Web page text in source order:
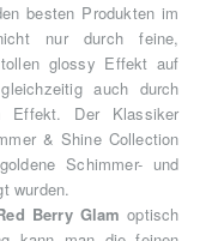
besten Produkten im
nur durch feine,
glossy Effekt auf
auch durch
Effekt. Der Klassiker
& Shine Collection
Schimmer- und
wurden.
Berry Glam optisch